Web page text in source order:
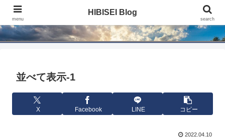
HIBISEI Blog
並べて表示-1
X Facebook LINE コピー
2022.04.10
menu
HIBISEI Blog
search